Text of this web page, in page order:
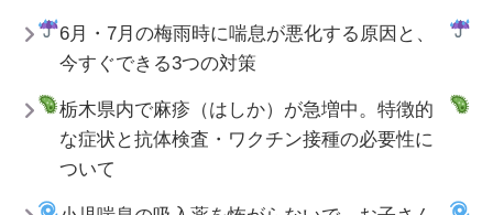
6月・7月の梅雨時に喘息が悪化する原因と、
今すぐできる3つの対策
栃木県内で麻疹（はしか）が急増中。特徴的
な症状と抗体検査・ワクチン接種の必要性に
ついて